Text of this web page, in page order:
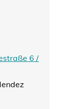
6 /